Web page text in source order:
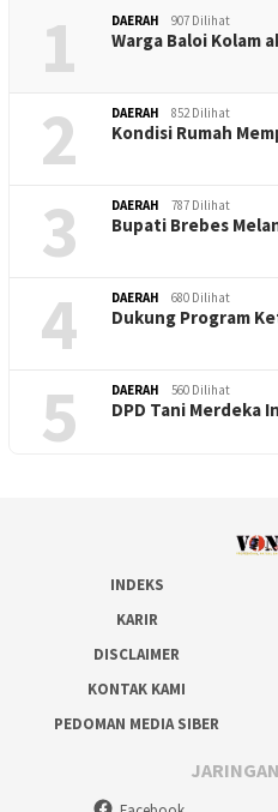
1 DAERAH 907 Dilihat
Warga Baloi Kolam
2 DAERAH 852 Dilihat
Kondisi Rumah
3 DAERAH 787 Dilihat
Bupati Brebes
4 DAERAH 680 Dilihat
Dukung Program
5 DAERAH 560 Dilihat
DPD Tani Merdeka
INDEKS
KARIR
DISCLAIMER
KONTAK KAMI
PEDOMAN MEDIA SIBER